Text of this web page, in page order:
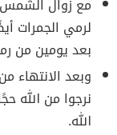
مع زوال الشمس
لرمي الجمرات
بعد يومين من
وبعد الانتهاء
نرجوا من الله
الله.